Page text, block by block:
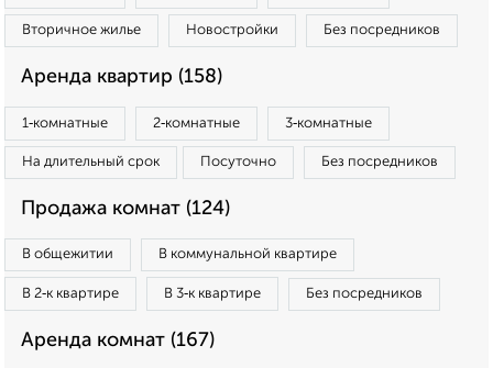
Вторичное жилье Новостройки Без посредников
Аренда квартир (158)
1‑комнатные 2‑комнатные 3‑комнатные
На длительный срок Посуточно Без посредников
Продажа комнат (124)
В общежитии В коммунальной квартире
В 2‑к квартире В 3‑к квартире Без посредников
Аренда комнат (167)